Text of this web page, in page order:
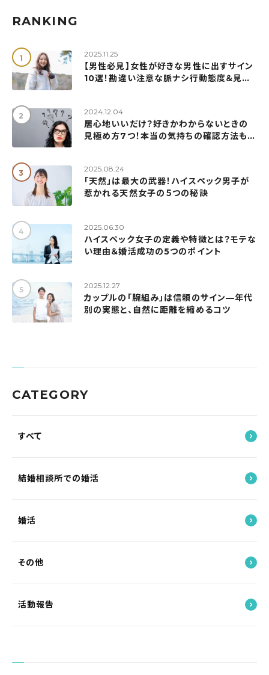
RANKING
2025.11.25
【男性必見】女性が好きな男性に出すサイン
10選！勘違い注意な脈ナシ行動態度＆見極
2024.12.04
居心地いいだけ？好きかわからないときの
見極め方7つ！本当の気持ちの確認方法も紹
2025.08.24
「天然」は最大の武器！ハイスペック男子が
惹かれる天然女子の５つの秘訣
2025.06.30
ハイスペック女子の定義や特徴とは？モテな
い理由＆婚活成功の5つのポイント
2025.12.27
カップルの「腕組み」は信頼のサイン—年代
別の実態と、自然に距離を縮めるコツ
CATEGORY
すべて
結婚相談所での婚活
婚活
その他
活動報告